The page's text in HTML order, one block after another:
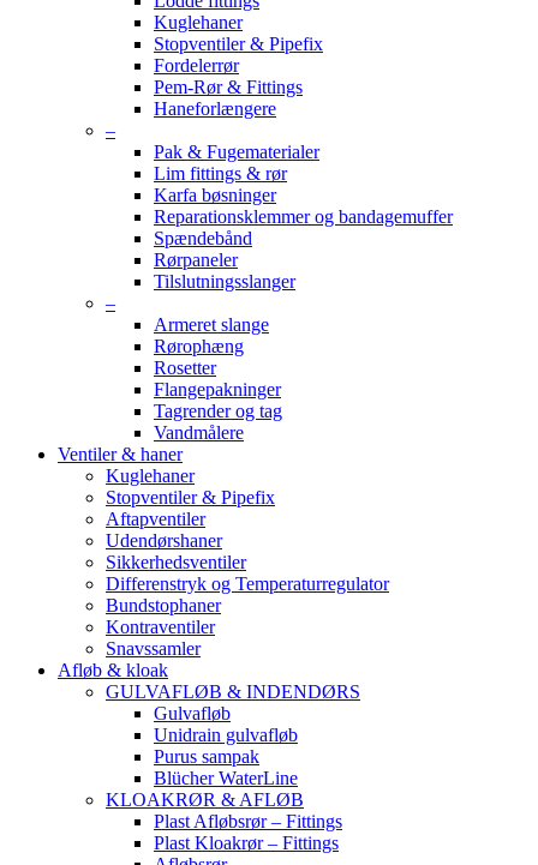
Kuglehaner
Stopventiler & Pipefix
Fordelerrør
Pem-Rør & Fittings
Haneforlængere
–
Pak & Fugematerialer
Lim fittings & rør
Karfa bøsninger
Reparationsklemmer og bandagemuffer
Spændebånd
Rørpaneler
Tilslutningsslanger
–
Armeret slange
Rørophæng
Rosetter
Flangepakninger
Tagrender og tag
Vandmålere
Ventiler & haner
Kuglehaner
Stopventiler & Pipefix
Aftapventiler
Udendørshaner
Sikkerhedsventiler
Differenstryk og Temperaturregulator
Bundstophaner
Kontraventiler
Snavssamler
Afløb & kloak
GULVAFLØB & INDENDØRS
Gulvafløb
Unidrain gulvafløb
Purus sampak
Blücher WaterLine
KLOAKRØR & AFLØB
Plast Afløbsrør – Fittings
Plast Kloakrør – Fittings